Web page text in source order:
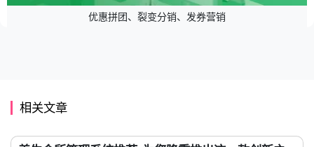
优惠拼团、裂变分销、发券营销
相关文章